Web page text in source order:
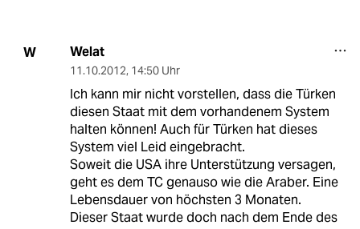
W Welat
11.10.2012, 14:50 Uhr
Ich kann mir nicht vorstellen, dass die Türken
diesen Staat mit dem vorhandenem System
halten können! Auch für Türken hat dieses
System viel Leid eingebracht.
Soweit die USA ihre Unterstützung versagen,
geht es dem TC genauso wie die Araber. Eine
Lebensdauer von höchsten 3 Monaten.
Dieser Staat wurde doch nach dem Ende des